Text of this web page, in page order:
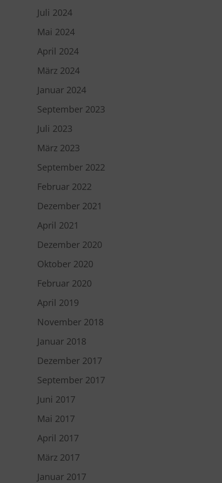
Juli 2024
Mai 2024
April 2024
März 2024
Januar 2024
September 2023
Juli 2023
März 2023
September 2022
Februar 2022
Dezember 2021
April 2021
Dezember 2020
Oktober 2020
Februar 2020
April 2019
November 2018
Januar 2018
Dezember 2017
September 2017
Juni 2017
Mai 2017
April 2017
März 2017
Januar 2017